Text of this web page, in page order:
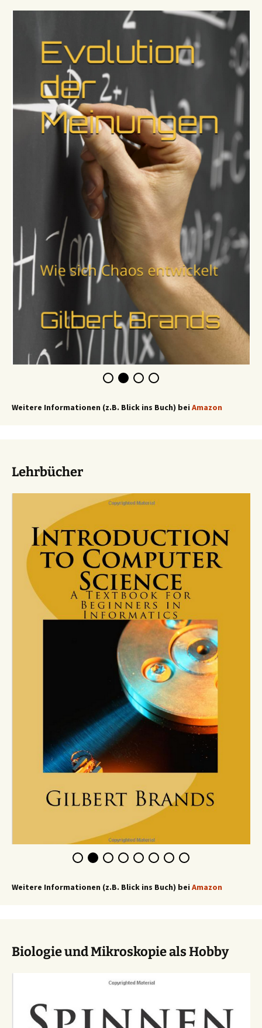
Weitere Informationen (z.B. Blick ins Buch) bei Amazon
Lehrbücher
Weitere Informationen (z.B. Blick ins Buch) bei Amazon
Biologie und Mikroskopie als Hobby